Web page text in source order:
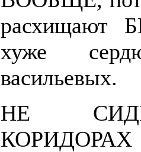
расхищают
хуже
васильевых.
НЕ